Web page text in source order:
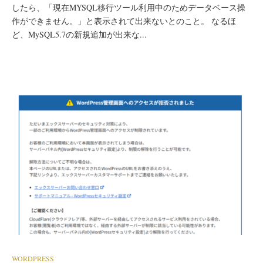
したら、「現在MYSQL移行ツール利用中のためデータベース操
作ができません。」と表示されて出来ないとのこと。 なるほ
ど、MySQL5.7の新規追加が出来な...
WORDPRESS